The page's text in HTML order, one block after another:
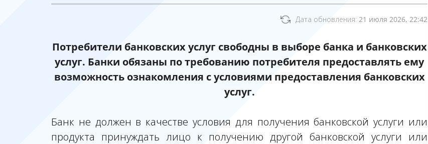
Дата обновления: 21 июля 2026, 22:42
Потребители банковских услуг свободны в выборе банка и банковских
услуг. Банки обязаны по требованию потребителя предоставлять ему
возможность ознакомления с условиями предоставления банковских
услуг.
Банк не должен в качестве условия для получения банковской услуги или
продукта принуждать лицо к получению другой банковской услуги или